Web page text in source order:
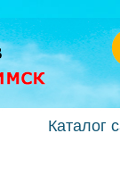
Каталог